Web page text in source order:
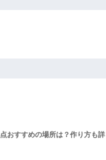
おすすめの場所は？作り方も詳